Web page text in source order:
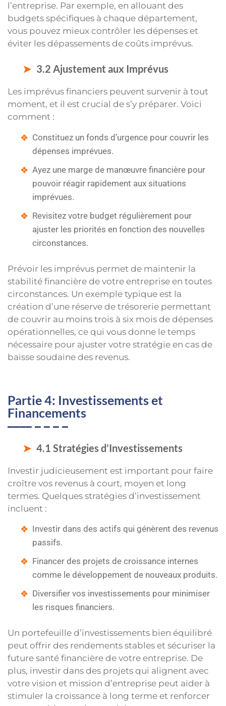
l’entreprise. Par exemple, en allouant des
budgets spécifiques à chaque département,
vous pouvez mieux contrôler les dépenses et
éviter les dépassements de coûts imprévus.
3.2 Ajustement aux Imprévus
Les imprévus financiers peuvent survenir à tout
moment, et il est crucial de s’y préparer. Voici
comment :
Constituez un fonds d’urgence pour couvrir les
dépenses imprévues.
Ayez une marge de manœuvre financière pour
pouvoir réagir rapidement aux situations
imprévues.
Revisitez votre budget régulièrement pour
ajuster les priorités en fonction des nouvelles
circonstances.
Prévoir les imprévus permet de maintenir la
stabilité financière de votre entreprise en toutes
circonstances. Un exemple typique est la
création d’une réserve de trésorerie permettant
de couvrir au moins trois à six mois de dépenses
opérationnelles, ce qui vous donne le temps
nécessaire pour ajuster votre stratégie en cas de
baisse soudaine des revenus.
Partie 4: Investissements et
Financements
4.1 Stratégies d’Investissements
Investir judicieusement est important pour faire
croître vos revenus à court, moyen et long
termes. Quelques stratégies d’investissement
incluent :
Investir dans des actifs qui génèrent des revenus
passifs.
Financer des projets de croissance internes
comme le développement de nouveaux produits.
Diversifier vos investissements pour minimiser
les risques financiers.
Un portefeuille d’investissements bien équilibré
peut offrir des rendements stables et sécuriser la
future santé financière de votre entreprise. De
plus, investir dans des projets qui alignent avec
votre vision et mission d’entreprise peut aider à
stimuler la croissance à long terme et renforcer